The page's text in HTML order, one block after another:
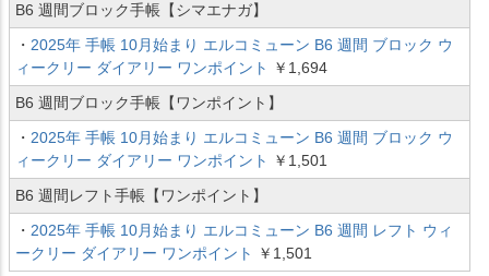
B6 週間ブロック手帳【シマエナガ】
・ 2025年 手帳 10月始まり エルコミューン B6 週間 ブロック ウ
ィークリー ダイアリー ワンポイント
￥1,694
B6 週間ブロック手帳【ワンポイント】
・ 2025年 手帳 10月始まり エルコミューン B6 週間 ブロック ウ
ィークリー ダイアリー ワンポイント
￥1,501
B6 週間レフト手帳【ワンポイント】
・ 2025年 手帳 10月始まり エルコミューン B6 週間 レフト ウィ
ークリー ダイアリー ワンポイント
￥1,501